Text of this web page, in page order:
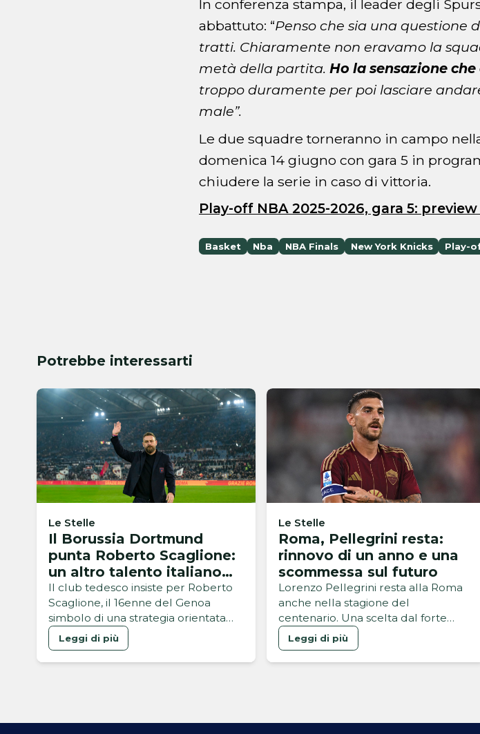
In conferenza stampa, il leader degli
abbattuto: “Penso che sia una questione
tratti. Chiaramente non eravamo la
metà della partita. Ho la sensazione
troppo duramente per poi lasciare
male”.
Le due squadre torneranno in campo
domenica 14 giugno con gara 5 in
chiudere la serie in caso di vittoria.
Play-off NBA 2025-2026, gara 5:
Basket Nba NBA Finals New York Knicks Play-
Potrebbe interessarti
Le Stelle
Il Borussia Dortmund
punta Roberto Scaglione:
un altro talento italiano
nel mirino
Il club tedesco insiste per Roberto
Scaglione, il 16enne del Genoa
simbolo di una strategia orientata
alla valorizzazione dei giovani
Leggi di più
Le Stelle
Roma, Pellegrini resta:
rinnovo di un anno e una
scommessa sul futuro
Lorenzo Pellegrini resta alla Roma
anche nella stagione del
centenario. Una scelta dal forte
valore simbolico per il capitano
giallorosso, cresciuto a Trigoria, che
ha firmato il rinnovo proprio il 7
permanenza di Pellegrini è stata
Leggi di più